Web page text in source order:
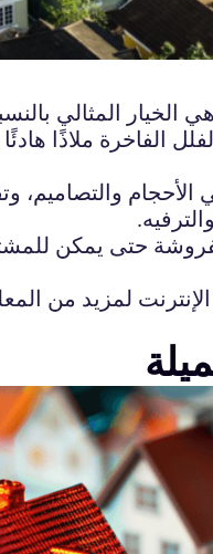
المثالي
ملاذًا هادئًا
والتصاميم،
حتى يمكن
لمزيد من